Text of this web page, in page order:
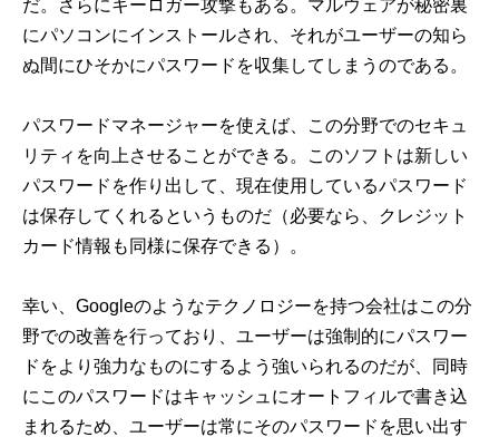
だ。さらにキーロガー攻撃もある。マルウェアが秘密裏
にパソコンにインストールされ、それがユーザーの知ら
ぬ間にひそかにパスワードを収集してしまうのである。
パスワードマネージャーを使えば、この分野でのセキュ
リティを向上させることができる。このソフトは新しい
パスワードを作り出して、現在使用しているパスワード
は保存してくれるというものだ（必要なら、クレジット
カード情報も同様に保存できる）。
幸い、Googleのようなテクノロジーを持つ会社はこの分
野での改善を行っており、ユーザーは強制的にパスワー
ドをより強力なものにするよう強いられるのだが、同時
にこのパスワードはキャッシュにオートフィルで書き込
まれるため、ユーザーは常にそのパスワードを思い出す